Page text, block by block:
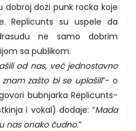
dobroj dozi punk rocka koje
Replicunts su uspele da
ne samo dobrim
sa publikom.
od nas, već jednostavno
zašto bi se uplašili”- o
bubnjarka Replicunts-
i vokal) dodaje: “Mada
nas onako čudno.”